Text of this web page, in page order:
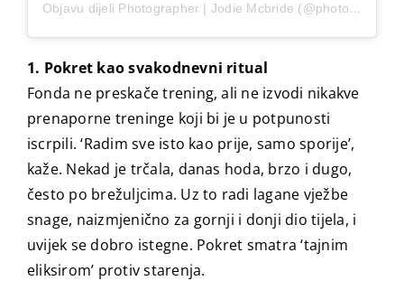
Objavu dijeli Photographer | Jodie Mcbride (@photographer_jodiemcbride)
1. Pokret kao svakodnevni ritual
Fonda ne preskače trening, ali ne izvodi nikakve
prenaporne treninge koji bi je u potpunosti
iscrpili. ‘Radim sve isto kao prije, samo sporije’,
kaže. Nekad je trčala, danas hoda, brzo i dugo,
često po brežuljcima. Uz to radi lagane vježbe
snage, naizmjenično za gornji i donji dio tijela, i
uvijek se dobro istegne. Pokret smatra ‘tajnim
eliksirom’ protiv starenja.